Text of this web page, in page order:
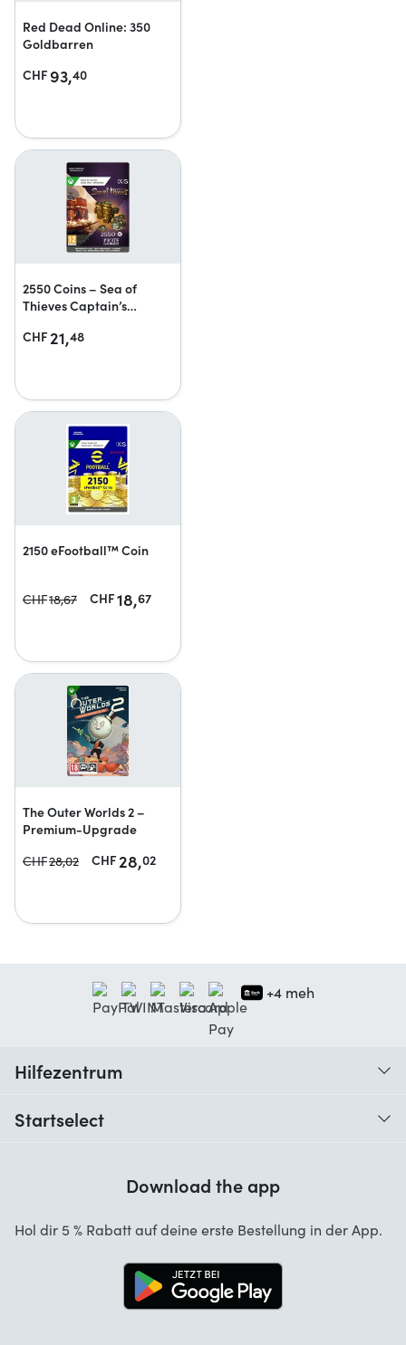
Red Dead Online: 350
Goldbarren
CHF 93,40
2550 Coins – Sea of
Thieves Captain’s
CHF21,48
2150 eFootball™ Coin
CHF18,67 CHF18,67
The Outer Worlds 2 –
Premium-Upgrade
CHF28,02 CHF28,02
+4 meh
Hilfezentrum
Startselect
Startselect App
Download the app
Hol dir 5 % Rabatt auf deine erste Bestellung in der App.